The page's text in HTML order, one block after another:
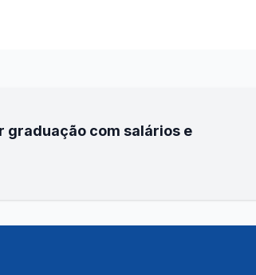
graduação com salários e